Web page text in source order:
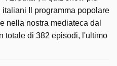
italiani Il programma popolare
nella nostra mediateca dal
totale di 382 episodi, l'ultimo